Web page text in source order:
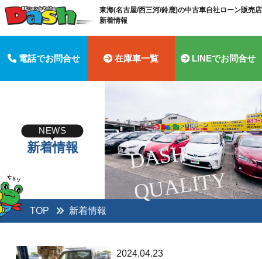
東海(名古屋/西三河/鈴鹿)の中古車自社ローン販売
新着情報
電話でお問合せ 在庫車一覧 LINEでお問合せ
D
A
S
H
Q
U
A
LI
T
Y
NEWS
新着情報
TOP 新着情報
2024.04.23